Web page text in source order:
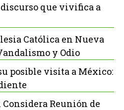
que vivifica a
Católica en Nueva
y Odio
posible visita a México:
Considera Reunión de